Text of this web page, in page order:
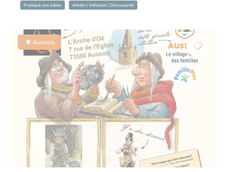
Pratique encadrée Atelier / Initiation / Découverte
Aussois